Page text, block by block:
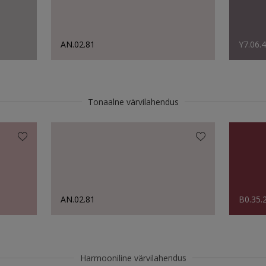
AN.02.81
Tonaalne värvilahendus
AN.02.81
Harmooniline värvilahendus